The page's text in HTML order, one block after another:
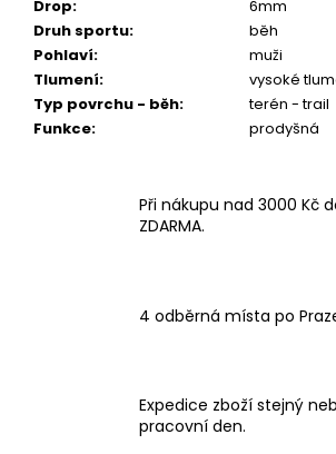
Drop:
6mm
Druh sportu:
běh
Pohlaví:
muži
Tlumení:
vysoké
Typ povrchu - běh:
terén - trail
Funkce: prodyšná
Při nákupu nad 3000 Kč
ZDARMA.
4 odběrná místa po
Expedice zboží stejný
pracovní den.